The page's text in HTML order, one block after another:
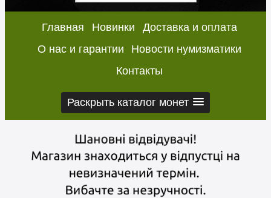
Главная Новинки
Доставка и оплата
О нас и гарантии
Новости нумизматики
Контакты
Раскрыть каталог монет